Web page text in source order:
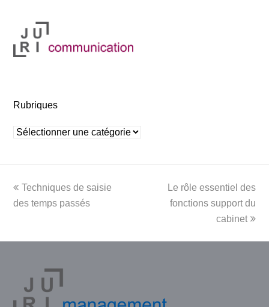
Rubriques
Rubriques
previous
post:
Techniques de saisie
des temps passés
next
post:
Le rôle essentiel des
fonctions support du
cabinet